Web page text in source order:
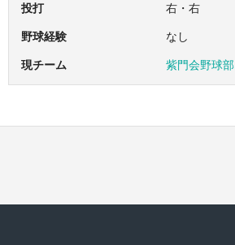
投打 右・右
野球経験 なし
現チーム 紫門会野球部